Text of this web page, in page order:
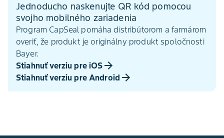
Jednoducho naskenujte QR kód pomocou
svojho mobilného zariadenia
Program CapSeal pomáha distribútorom a farmárom
overiť, že produkt je originálny produkt spoločnosti
Bayer.
Stiahnuť verziu pre iOS
Stiahnuť verziu pre Android